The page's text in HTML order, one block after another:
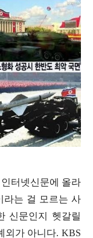
터넷신문에 올라
라는 걸 모르는 사
신문인지 헷갈릴
외가 아니다. KBS